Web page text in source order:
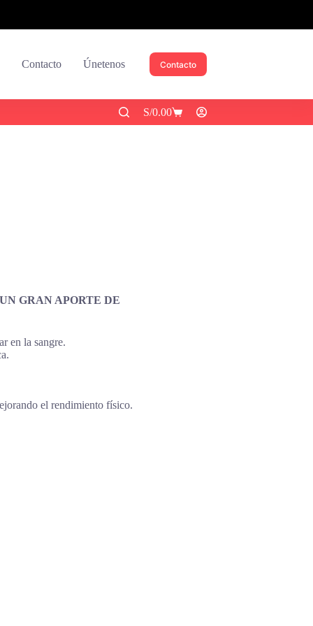
Contacto Únetenos Contacto
S/0.00
GRAN APORTE DE
en la sangre.
el rendimiento físico.